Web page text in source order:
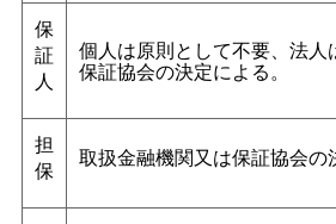
保
証
人
個人は原則として不要、法人
保証協会の決定による。
担
保
取扱金融機関又は保証協会の